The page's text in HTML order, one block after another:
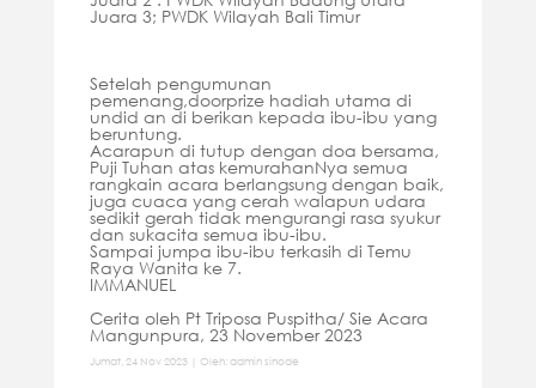
Juara 3; PWDK Wilayah Bali Timur
Setelah pengumunan
pemenang,doorprize hadiah utama di
undid an di berikan kepada ibu-ibu yang
beruntung.
Acarapun di tutup dengan doa bersama,
Puji Tuhan atas kemurahanNya semua
rangkain acara berlangsung dengan baik,
juga cuaca yang cerah walapun udara
sedikit gerah tidak mengurangi rasa syukur
dan sukacita semua ibu-ibu.
Sampai jumpa ibu-ibu terkasih di Temu
Raya Wanita ke 7.
IMMANUEL
Cerita oleh Pt Triposa Puspitha/ Sie Acara
Mangunpura, 23 November 2023
Jumat, 24 Nov 2023 | Oleh: admin sinode